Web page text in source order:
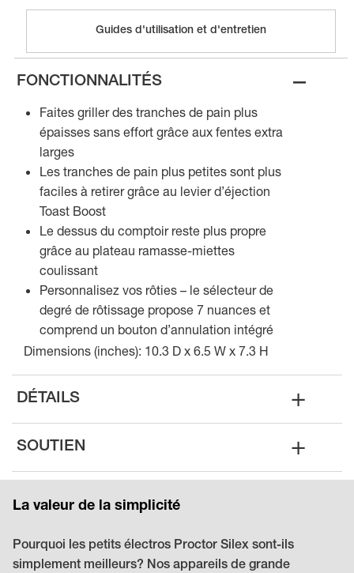
Guides d'utilisation et d'entretien
FONCTIONNALITÉS –
Faites griller des tranches de pain plus
épaisses sans effort grâce aux fentes extra
larges
Les tranches de pain plus petites sont plus
faciles à retirer grâce au levier d’éjection
Toast Boost
Le dessus du comptoir reste plus propre
grâce au plateau ramasse-miettes
coulissant
Personnalisez vos rôties – le sélecteur de
degré de rôtissage propose 7 nuances et
comprend un bouton d’annulation intégré
Dimensions (inches): 10.3 D x 6.5 W x 7.3 H
DÉTAILS +
SOUTIEN +
La valeur de la simplicité
Pourquoi les petits électros Proctor Silex sont-ils
simplement meilleurs? Nos appareils de grande